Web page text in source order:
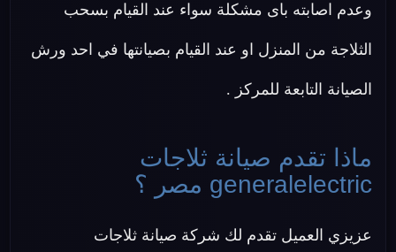
وعدم اصابته باى مشكلة سواء عند القيام بسحب
الثلاجة من المنزل او عند القيام بصيانتها في احد ورش
الصيانة التابعة للمركز .
ماذا تقدم صيانة ثلاجات
generalelectric مصر ؟
عزيزي العميل تقدم لك شركة صيانة ثلاجات